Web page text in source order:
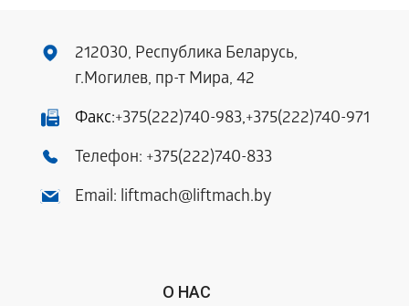
212030, Республика Беларусь,
г.Могилев, пр-т Мира, 42
Факс:+375(222)740-983,+375(222)740-971
Телефон: +375(222)740-833
Email: liftmach@liftmach.by
О НАС